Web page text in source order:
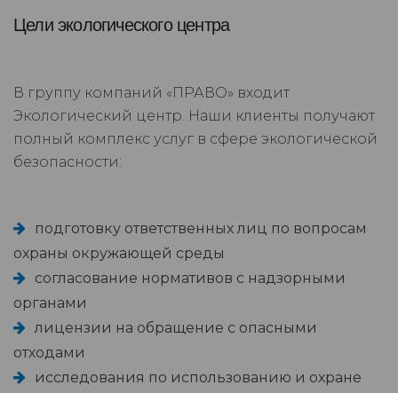
Цели экологического центра
В группу компаний «ПРАВО» входит
Экологический центр. Наши клиенты получают
полный комплекс услуг в сфере экологической
безопасности:
подготовку ответственных лиц по вопросам
охраны окружающей среды
согласование нормативов с надзорными
органами
лицензии на обращение с опасными
отходами
исследования по использованию и охране